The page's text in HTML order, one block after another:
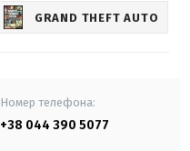
GRAND THEFT AUTO
Номер телефона:
+38 044 390 5077